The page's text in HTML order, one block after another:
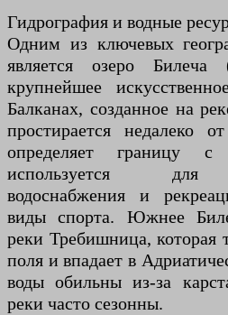
Гидрография и водные
Одним из ключевых
является озеро
крупнейшее
Балканах, созданное на
простирается недалеко
определяет границу
используется для
водоснабжения и
виды спорта. Южнее
реки Требишница, которая
поля и впадает в
воды обильны из-за
реки часто сезонны.